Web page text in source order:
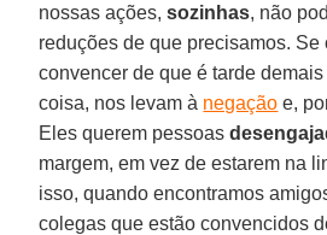
nossas ações,sozinhas, não
reduções de que precisamos. Se
convencer de que é tarde
coisa, nos levam à negação e,
Eles querem pessoas
margem, em vez de estarem na
isso, quando encontramos
colegas que estão convencidos